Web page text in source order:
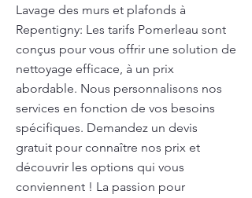
Lavage des murs et plafonds à
Repentigny: Les tarifs Pomerleau sont
conçus pour vous offrir une solution de
nettoyage efficace, à un prix
abordable. Nous personnalisons nos
services en fonction de vos besoins
spécifiques. Demandez un devis
gratuit pour connaître nos prix et
découvrir les options qui vous
conviennent ! La passion pour